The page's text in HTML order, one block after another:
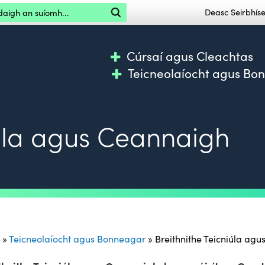
an suíomh Deasc
Cúrsaí agus Cleachtas
Teicneolaíocht agus
agus Ceannaigh
»Teicneolaíocht agus Bonneagar » Breithnithe Teicniúla